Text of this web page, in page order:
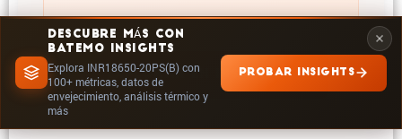
DESCUBRE MÁS CON
BATEMO INSIGHTS
Explora INR18650-20PS(B) con
100+ métricas, datos de
envejecimiento, análisis térmico y
más
PROBAR INSIGHTS
EXPLORAR EN INSIGHTS